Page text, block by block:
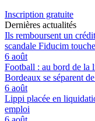
Inscription gratuite
Dernières actualités
Ils remboursent un
scandale Fiducim
6 août
Football : au bord de la
Bordeaux se séparent
6 août
Lippi placée en
emploi